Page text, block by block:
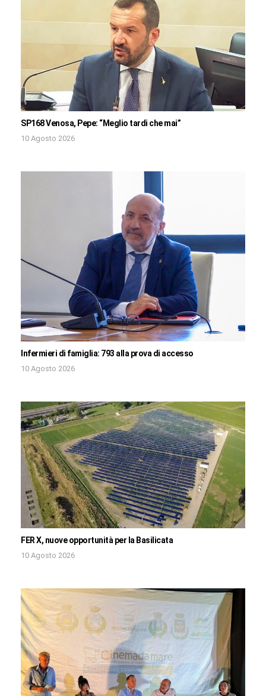
SP168 Venosa, Pepe: “Meglio tardi che mai”
10 Agosto 2026
Infermieri di famiglia: 793 alla prova di accesso
10 Agosto 2026
FER X, nuove opportunità per la Basilicata
10 Agosto 2026